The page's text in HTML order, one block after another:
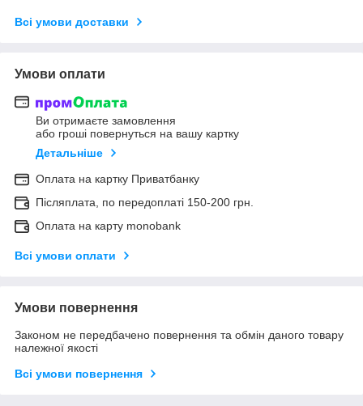
Всі умови доставки
Умови оплати
Ви отримаєте замовлення
або гроші повернуться на вашу картку
Детальніше
Оплата на картку Приватбанку
Післяплата, по передоплаті 150-200 грн.
Оплата на карту monobank
Всі умови оплати
Умови повернення
Законом не передбачено повернення та обмін даного товару
належної якості
Всі умови повернення